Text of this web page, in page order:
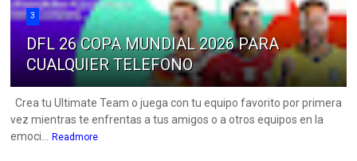
3
DFL 26 COPA MUNDIAL 2026 PARA
CUALQUIER TELEFONO
Crea tu Ultimate Team o juega con tu equipo favorito por primera
vez mientras te enfrentas a tus amigos o a otros equipos en la
emoci... Readmore